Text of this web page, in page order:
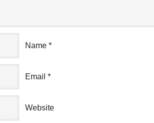
Name *
Email *
Website